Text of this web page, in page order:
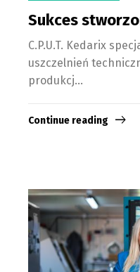
Sukces
C.P.U.T. Kedarix
uszczelnień
produkcj...
Continue reading